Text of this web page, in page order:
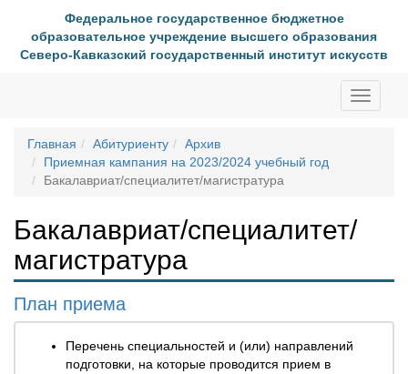
Федеральное государственное бюджетное
образовательное учреждение высшего образования
Северо-Кавказский государственный институт искусств
Toggle
Главная
Абитуриенту
Архив
Приемная кампания на 2023/2024 учебный год
Бакалавриат/специалитет/магистратура
Бакалавриат/специалитет/
магистратура
План приема
Перечень специальностей и (или) направлений
подготовки, на которые проводится прием в